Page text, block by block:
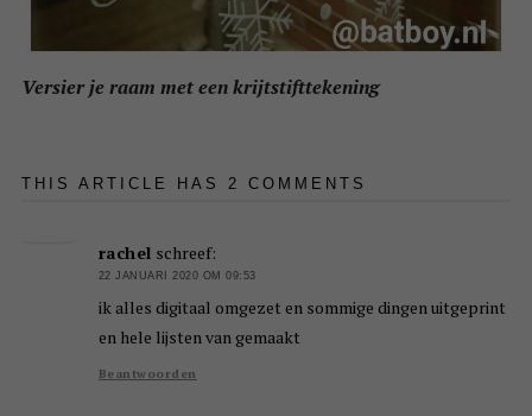
Versier je raam met een krijtstifttekening
THIS ARTICLE HAS 2 COMMENTS
rachel schreef:
22 JANUARI 2020 OM 09:53
ik alles digitaal omgezet en sommige dingen uitgeprint
en hele lijsten van gemaakt
Beantwoorden